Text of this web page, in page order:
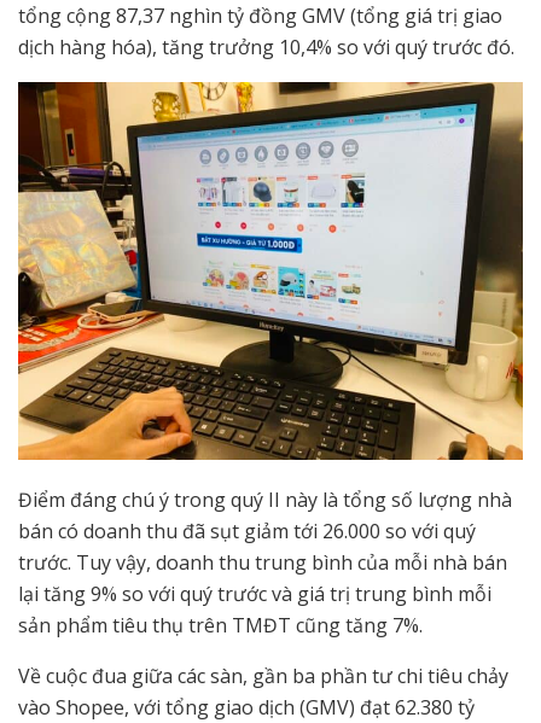
tổng cộng 87,37 nghìn tỷ đồng GMV (tổng giá trị giao
dịch hàng hóa), tăng trưởng 10,4% so với quý trước đó.
Điểm đáng chú ý trong quý II này là tổng số lượng nhà
bán có doanh thu đã sụt giảm tới 26.000 so với quý
trước. Tuy vậy, doanh thu trung bình của mỗi nhà bán
lại tăng 9% so với quý trước và giá trị trung bình mỗi
sản phẩm tiêu thụ trên TMĐT cũng tăng 7%.
Về cuộc đua giữa các sàn, gần ba phần tư chi tiêu chảy
vào Shopee, với tổng giao dịch (GMV) đạt 62.380 tỷ